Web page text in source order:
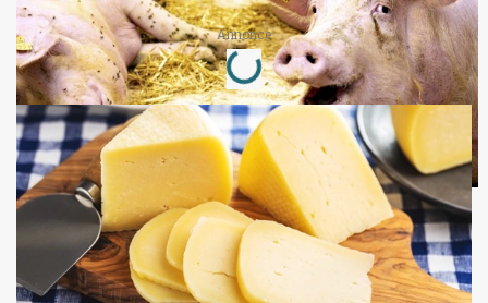
Annonce
Loading...